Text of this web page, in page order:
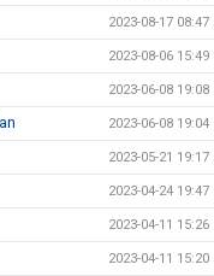
2023-08-17 08:47
2023-08-06 15:49
2023-06-08 19:08
2023-06-08 19:04
2023-05-21 19:17
2023-04-24 19:47
2023-04-11 15:26
2023-04-11 15:20